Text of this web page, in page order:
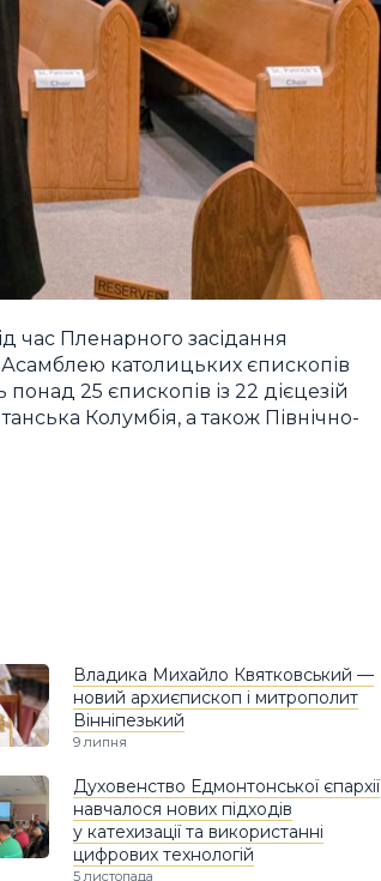
час Пленарного засідання
католицьких єпископів
25 єпископів із 22 дієцезій
Колумбія, а також Північно-
Владика Михайло Квятковський —
новий архиєпископ і митрополит
Вінніпезький
9 липня
Духовенство Едмонтонської єпархії
навчалося нових підходів
у катехизації та використанні
цифрових технологій
5 листопада